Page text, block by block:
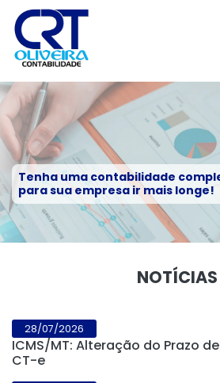
Tenha uma contabilidade
para sua empresa ir mais longe!
NOTÍCIAS
28/07/2026
ICMS/MT: Alteração do Prazo
CT-e